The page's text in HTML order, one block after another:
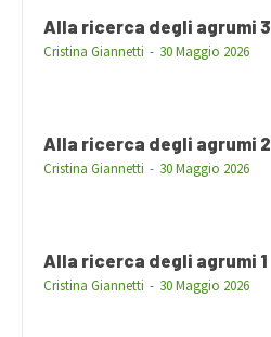
Alla ricerca degli agrumi 3
Cristina Giannetti - 30 Maggio 2026
Alla ricerca degli agrumi 2
Cristina Giannetti - 30 Maggio 2026
Alla ricerca degli agrumi 1
Cristina Giannetti - 30 Maggio 2026